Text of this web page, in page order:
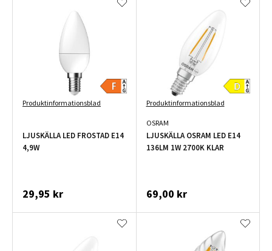
Produktinformationsblad
LJUSKÄLLA LED FROSTAD E14
4,9W
29,95 kr
Produktinformationsblad
OSRAM
LJUSKÄLLA OSRAM LED E14
136LM 1W 2700K KLAR
69,00 kr